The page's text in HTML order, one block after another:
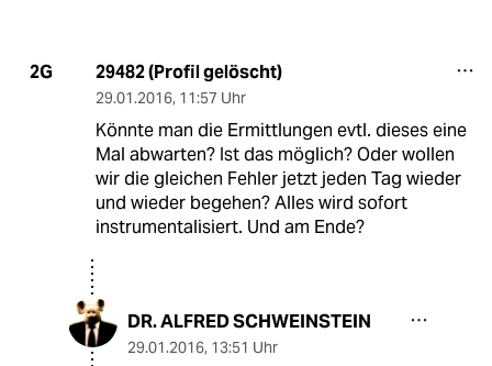
2G 29482 (Profil gelöscht)
29.01.2016, 11:57 Uhr
Könnte man die Ermittlungen evtl. dieses eine
Mal abwarten? Ist das möglich? Oder wollen
wir die gleichen Fehler jetzt jeden Tag wieder
und wieder begehen? Alles wird sofort
instrumentalisiert. Und am Ende?
DR. ALFRED SCHWEINSTEIN
29.01.2016, 13:51 Uhr